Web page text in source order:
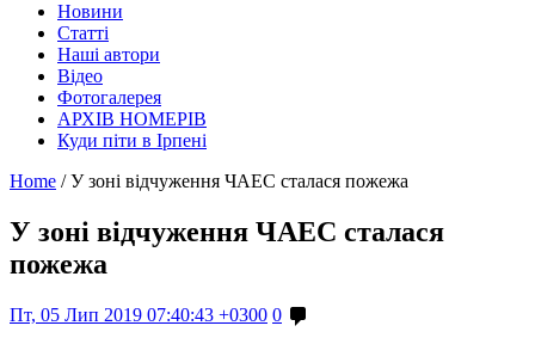
Новини
Статті
Наші автори
Відео
Фотогалерея
АРХІВ НОМЕРІВ
Куди піти в Ірпені
Home / У зоні відчуження ЧАЕС сталася пожежа
У зоні відчуження ЧАЕС сталася
пожежа
Пт, 05 Лип 2019 07:40:43 +0300 0